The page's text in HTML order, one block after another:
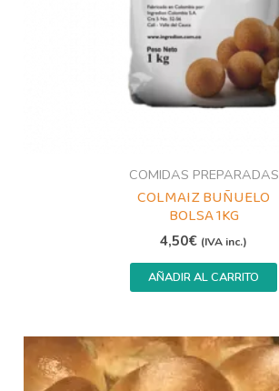
COMIDAS PREPARADAS
COLMAIZ BUÑUELO
BOLSA 1KG
4,50€ (IVA inc.)
AÑADIR AL CARRITO